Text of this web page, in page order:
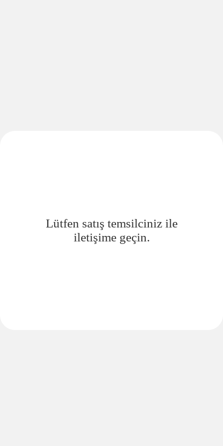
Lütfen satış temsilciniz ile
iletişime geçin.